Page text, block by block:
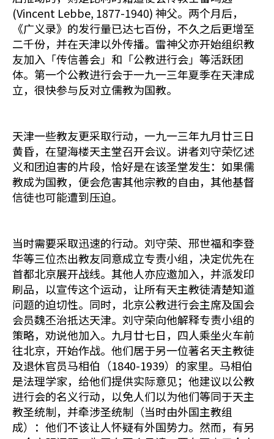
(Vincent Lebbe, 1877-1940) 神父。两个月后，
《广义录》的发行量已达七百份，不久之后更增至
二千份，并在天津以外传播。雷神父亦开始组织教
友加入「传信善会」和「公教进行会」等活跃团
体。第一个公教进行会于一九一三年夏季在天津成
立，很快参与反对立儒教为国教。
天津一些教友更采取行动，一九一三年九月廿三日
黄昏，在望海楼天主堂召开会议。讲者刘守荣忆述
义和团迫害的片段，恰好是在该圣堂发生：如果儒
教成为国教，便会危害其他宗教的自由，其他基督
信徒也可能遭到压迫。
当时需要采取迅速的行动。刘守荣、邢世福和李登
华等三位杰出教友同意成立专责小组，决定优先在
首都北京展开战线。其他人亦应邀加入，并派发印
刷品，以宣传这个运动，让所有天主教徒清楚知道
问题的迫切性。同时，北京公教进行会主席及国会
会员魏丕治抵达天津。刘守荣向他解释专责小组的
策略，劝说他加入。九月廿七日，四人乘坐火车前
往北京，开始作战。他们居于另一位著名天主教徒
及退休官员马相伯（1840-1939）的家里。马相伯
是法理学家，给他们提供实际意见；他建议以公教
进行会的名义行动，以免人们以为他们等同于天主
教圣统制，并牵涉圣统制（当时由外国主教组
成）：他们不该让人怀疑有外国势力。然而，有另